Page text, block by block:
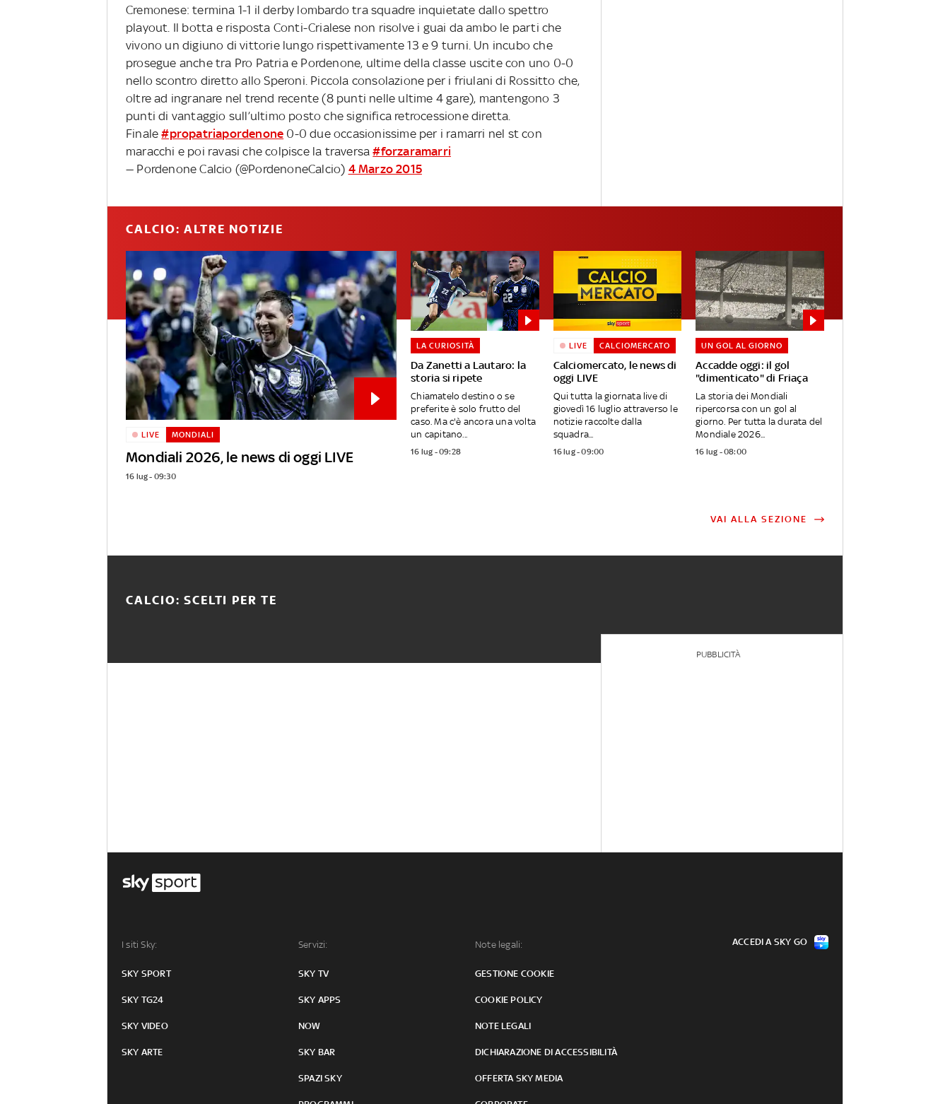
Cremonese: termina 1-1 il derby lombardo tra squadre inquietate dallo spettro
playout. Il botta e risposta Conti-Crialese non risolve i guai da ambo le parti che
vivono un digiuno di vittorie lungo rispettivamente 13 e 9 turni. Un incubo che
prosegue anche tra Pro Patria e Pordenone, ultime della classe uscite con uno 0-0
nello scontro diretto allo Speroni. Piccola consolazione per i friulani di Rossitto che,
oltre ad ingranare nel trend recente (8 punti nelle ultime 4 gare), mantengono 3
punti di vantaggio sull’ultimo posto che significa retrocessione diretta.
Finale#propatriapordenone 0-0 due occasionissime per i ramarri nel st con
maracchi e poi ravasi che colpisce la traversa#forzaramarri
— Pordenone Calcio (@PordenoneCalcio) 4 Marzo 2015
CALCIO: ALTRE NOTIZIE
Mondiali 2026, le news di oggi LIVE
LIVE MONDIALI
16 lug - 09:30
Da Zanetti a Lautaro: la
storia si ripete
LA CURIOSITÀ
Chiamatelo destino o se
preferite è solo frutto del
caso. Ma c'è ancora una volta
un capitano...
16 lug - 09:28
Calciomercato, le news di
oggi LIVE
LIVE CALCIOMERCATO
Qui tutta la giornata live di
giovedì 16 luglio attraverso le
notizie raccolte dalla
squadra...
16 lug - 09:00
Accadde oggi: il gol
"dimenticato" di Friaça
UN GOL AL GIORNO
La storia dei Mondiali
ripercorsa con un gol al
giorno. Per tutta la durata del
Mondiale 2026...
16 lug - 08:00
VAI ALLA SEZIONE
CALCIO: SCELTI PER TE
PUBBLICITÀ
I siti Sky:
SKY SPORT
SKY TG24
SKY VIDEO
SKY ARTE
Servizi:
SKY TV
SKY APPS
NOW
SKY BAR
SPAZI SKY
Note legali:
GESTIONE COOKIE
COOKIE POLICY
NOTE LEGALI
DICHIARAZIONE DI ACCESSIBILITÀ
OFFERTA SKY MEDIA
ACCEDI A SKY GO